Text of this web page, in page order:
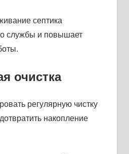
септика
службы и повышает
очистка
регулярную чистку
накопление